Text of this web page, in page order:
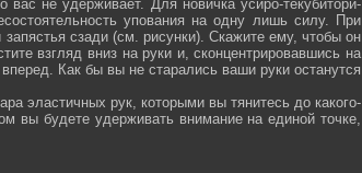
вас не удерживает. Для новичка усиро-текубитори-
упования на одну лишь силу. При
запястья сзади (см. рисунки). Скажите ему, чтобы он
взгляд вниз на руки и, сконцентрировавшись на
Как бы вы не старались ваши руки останутся
эластичных рук, которыми вы тянитесь до какого-
вы будете удерживать внимание на единой точке,